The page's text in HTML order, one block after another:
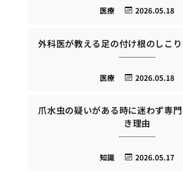
2026.05.18
医療
外科医が教える足の付け根のしこ
2026.05.18
医療
爪水虫の疑いがある時に迷わず専
き理由
2026.05.17
知識